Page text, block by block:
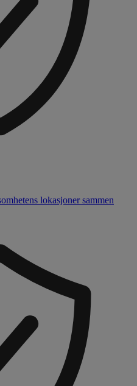
lokasjoner sammen